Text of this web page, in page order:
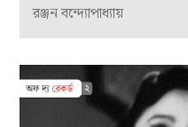
রঞ্জন বন্দ্যোপাধ্যায়